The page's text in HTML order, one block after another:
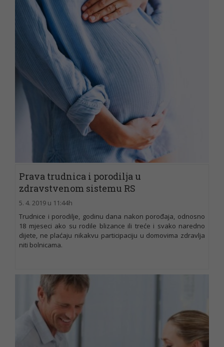
Prava trudnica i porodilja u
zdravstvenom sistemu RS
5. 4. 2019 u 11:44h
Trudnice i porodilje, godinu dana nakon porođaja, odnosno
18 mjeseci ako su rodile blizance ili treće i svako naredno
dijete, ne plaćaju nikakvu participaciju u domovima zdravlja
niti bolnicama.